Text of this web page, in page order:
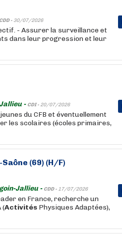
CDD - 30/07/2026
- Assurer la surveillance et
dans leur progression et leur
- CDI - 20/07/2026
du CFB et éventuellement
les scolaires (écoles primaires,
(69) (H/F)
Jallieu - CDD - 17/07/2026
en France, recherche un
(Activités Physiques Adaptées),